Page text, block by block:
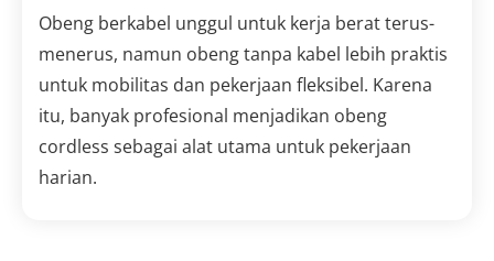
Obeng berkabel unggul untuk kerja berat terus-
menerus, namun obeng tanpa kabel lebih praktis
untuk mobilitas dan pekerjaan fleksibel. Karena
itu, banyak profesional menjadikan obeng
cordless sebagai alat utama untuk pekerjaan
harian.